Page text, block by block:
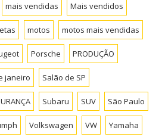
mais vendidas Mais vendidos
motos motos mais vendidas
Porsche PRODUÇÃO
janeiro Salão de SP
Subaru SUV São Paulo
Volkswagen VW Yamaha